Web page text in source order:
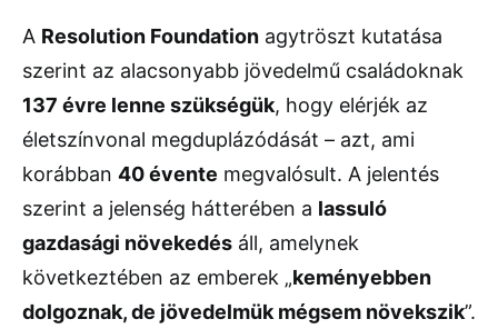
A Resolution Foundation agytröszt kutatása
szerint az alacsonyabb jövedelmű családoknak
137 évre lenne szükségük, hogy elérjék az
életszínvonal megduplázódását – azt, ami
korábban 40 évente megvalósult. A jelentés
szerint a jelenség hátterében a lassuló
gazdasági növekedés áll, amelynek
következtében az emberek „keményebben
dolgoznak, de jövedelmük mégsem növekszik”.